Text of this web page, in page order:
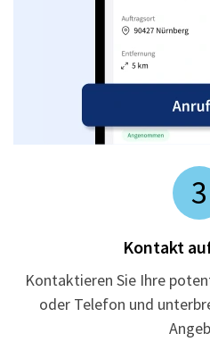
3
Kontakt
Kontaktieren Sie Ihre
oder Telefon und